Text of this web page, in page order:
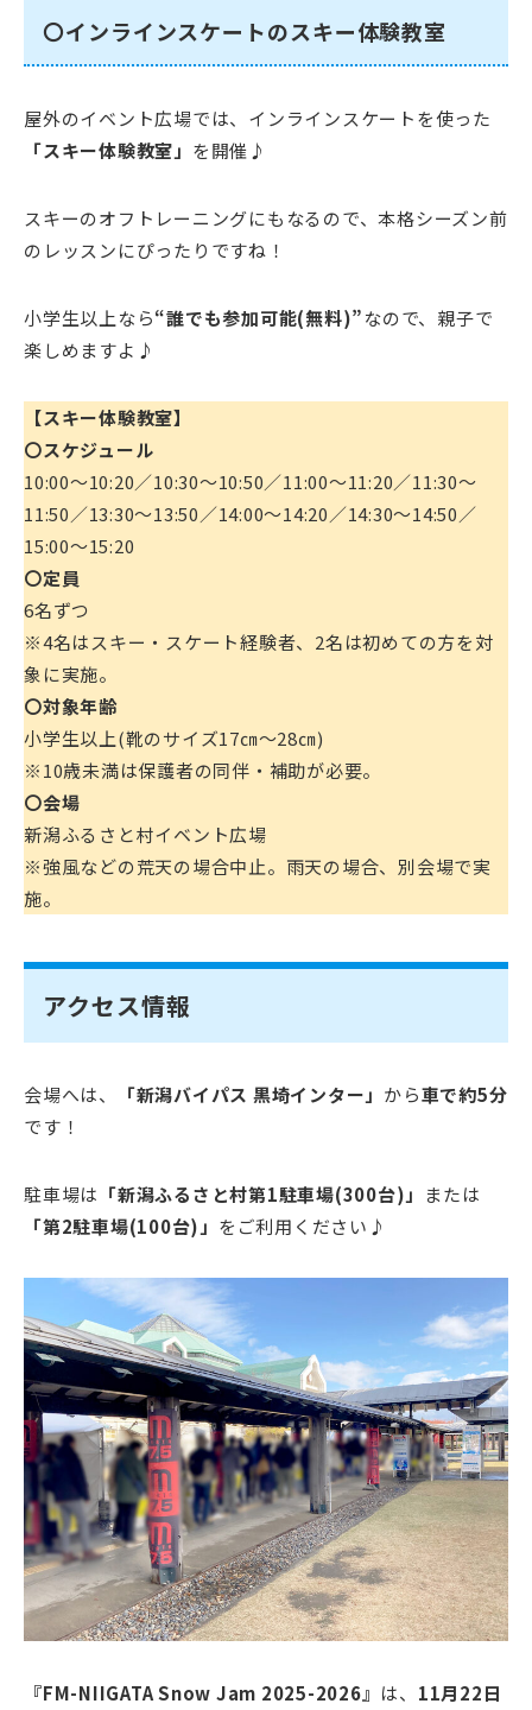
〇インラインスケートのスキー体験教室
屋外のイベント広場では、インラインスケートを使った
「スキー体験教室」 を開催♪
スキーのオフトレーニングにもなるので、本格シーズン前
のレッスンにぴったりですね！
小学生以上なら“誰でも参加可能(無料)”なので、親子で
楽しめますよ♪
【スキー体験教室】
〇スケジュール
10:00～10:20／10:30～10:50／11:00～11:20／11:30～
11:50／13:30～13:50／14:00～14:20／14:30～14:50／
15:00～15:20
〇定員
6名ずつ
※4名はスキー・スケート経験者、2名は初めての方を対
象に実施。
〇対象年齢
小学生以上(靴のサイズ17㎝～28㎝)
※10歳未満は保護者の同伴・補助が必要。
〇会場
新潟ふるさと村イベント広場
※強風などの荒天の場合中止。雨天の場合、別会場で実
施。
アクセス情報
会場へは、 「新潟バイパス 黒埼インター」 から車で約5分
です！
駐車場は 「新潟ふるさと村第1駐車場(300台)」
または
「第2駐車場(100台)」 をご利用ください♪
『FM-NIIGATA Snow Jam 2025-2026』 は、 11月22日